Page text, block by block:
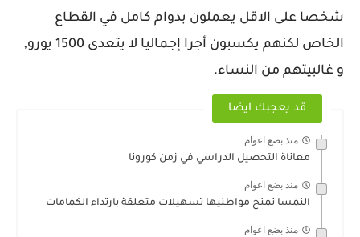
شخصا على الاقل يعملون بدوام كامل في القطاع
الخاص لكنهم يكسبون أجرا إجماليا لا يتعدى 1500 يورو,
و غالبيتهم من النساء.
قد يعجبك ايضا
منذ بضع اعوام
معاناة التحصيل الدراسي في زمن كورونا
منذ بضع اعوام
النمسا تمنح مواطنيها تسهيلات متعلقة بارتداء الكمامات
منذ بضع اعوام